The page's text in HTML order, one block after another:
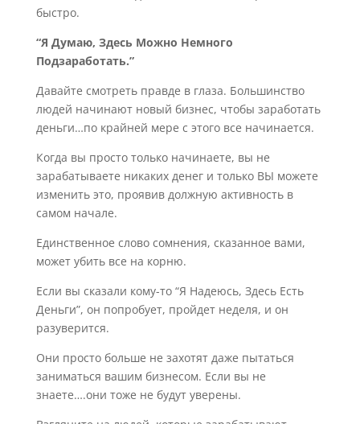
быстро.
“Я Думаю, Здесь Можно Немного
Подзаработать.”
Давайте смотреть правде в глаза. Большинство
людей начинают новый бизнес, чтобы заработать
деньги…по крайней мере с этого все начинается.
Когда вы просто только начинаете, вы не
зарабатываете никаких денег и только ВЫ можете
изменить это, проявив должную активность в
самом начале.
Единственное слово сомнения, сказанное вами,
может убить все на корню.
Если вы сказали кому-то “Я Надеюсь, Здесь Есть
Деньги”, он попробует, пройдет неделя, и он
разуверится.
Они просто больше не захотят даже пытаться
заниматься вашим бизнесом. Если вы не
знаете….они тоже не будут уверены.